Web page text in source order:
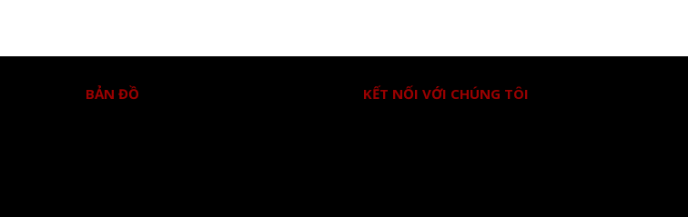
BẢN ĐỒ KẾT NỐI VỚI CHÚNG TÔI